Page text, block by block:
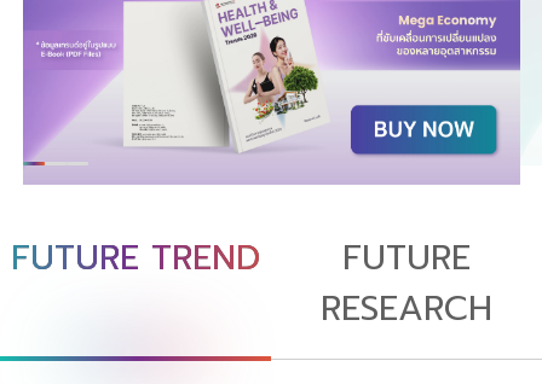
FUTURE TREND
FUTURE
RESEARCH